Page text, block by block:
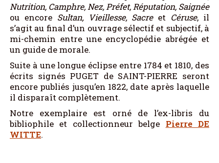
Nutrition, Camphre, Nez, Préfet, Réputation, Saignée
ou encore Sultan, Vieillesse, Sacreet Céruse, il
s’agit au final d’un ouvrage sélectif et subjectif, à
mi-chemin entre une encyclopédie abrégée et
un guide de morale.
Suite à une longue éclipse entre 1784 et 1810, des
écrits signés PUGET de SAINT-PIERRE seront
encore publiés jusqu’en 1822, date après laquelle
il disparaît complètement.
Notre exemplaire est orné de l’ex-libris du
bibliophile et collectionneur belge Pierre DE
WITTE.